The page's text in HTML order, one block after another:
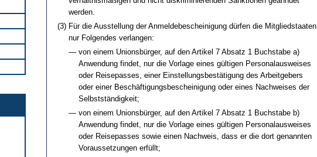
werden.
(3) Für die Ausstellung der Anmeldebescheinigung dürfen die Mitgliedstaaten
nur Folgendes verlangen:
— von einem Unionsbürger, auf den Artikel 7 Absatz 1 Buchstabe a)
Anwendung findet, nur die Vorlage eines gültigen Personalausweises
oder Reisepasses, einer Einstellungsbestätigung des Arbeitgebers
oder einer Beschäftigungsbescheinigung oder eines Nachweises der
Selbstständigkeit;
— von einem Unionsbürger, auf den Artikel 7 Absatz 1 Buchstabe b)
Anwendung findet, nur die Vorlage eines gültigen Personalausweises
oder Reisepasses sowie einen Nachweis, dass er die dort genannten
Voraussetzungen erfüllt;